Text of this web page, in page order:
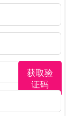
获取验
证码